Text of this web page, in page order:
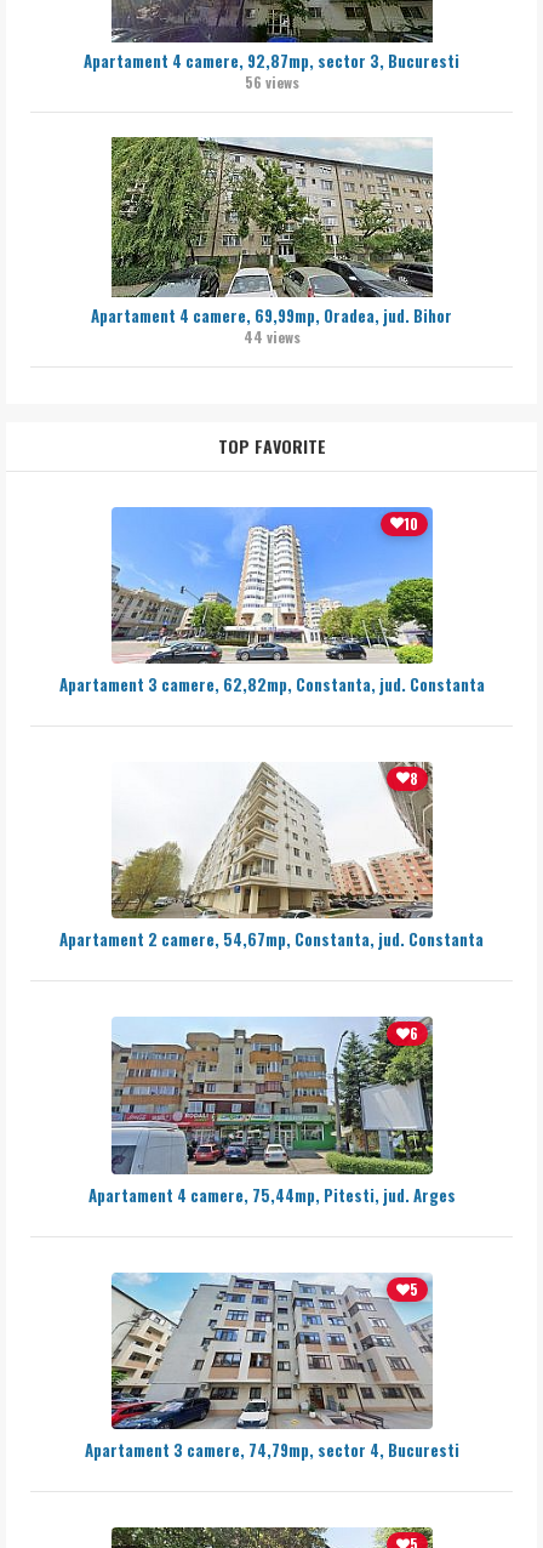
Apartament 4 camere, 92,87mp, sector 3, Bucuresti
56 views
Apartament 4 camere, 69,99mp, Oradea, jud. Bihor
44 views
TOP FAVORITE
10
Apartament 3 camere, 62,82mp, Constanta, jud. Constanta
8
Apartament 2 camere, 54,67mp, Constanta, jud. Constanta
6
Apartament 4 camere, 75,44mp, Pitesti, jud. Arges
5
Apartament 3 camere, 74,79mp, sector 4, Bucuresti